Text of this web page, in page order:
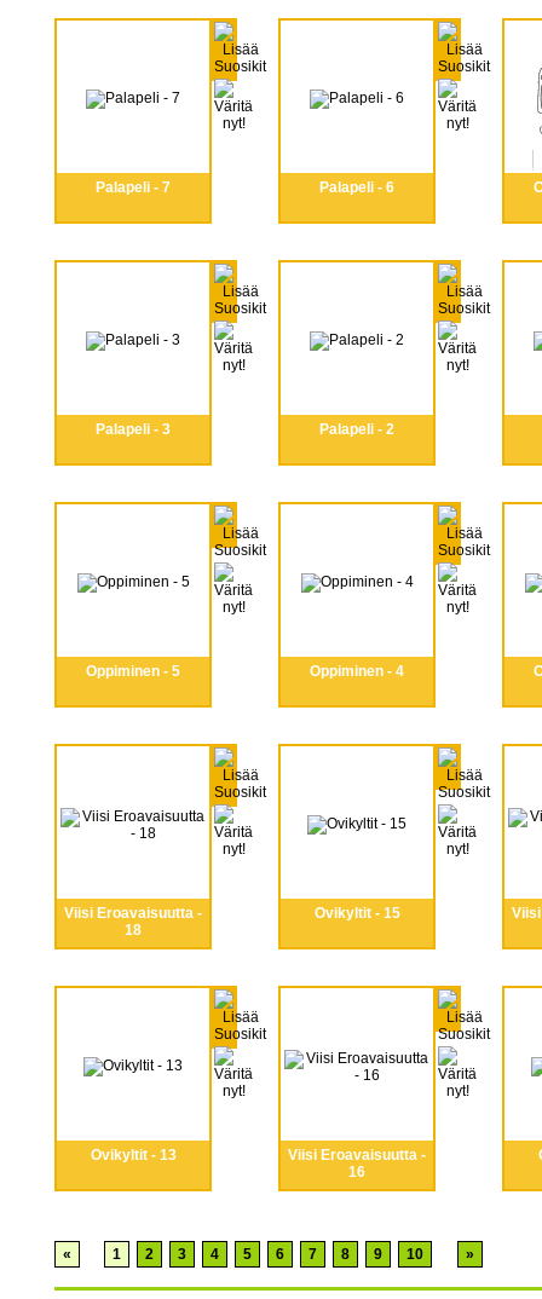
Palapeli - 7 Palapeli - 6
Palapeli - 3 Palapeli - 2
Oppiminen - 5 Oppiminen - 4
Viisi Eroavaisuutta -
18
Ovikyltit - 15
Ovikyltit - 13
Viisi Eroavaisuutta -
16
« 1 2 3 4 5 6 7 8 9 10 »